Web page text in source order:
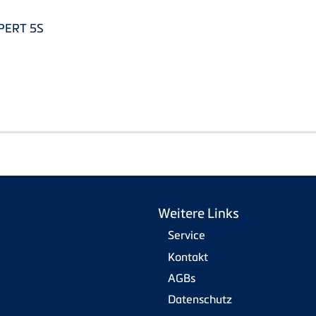
5S
Weitere Links
Service
Kontakt
AGBs
Datenschutz